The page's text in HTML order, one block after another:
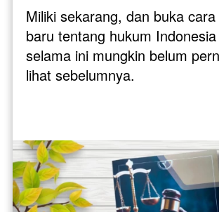
Miliki sekarang, dan buka
baru tentang hukum
selama ini mungkin belum
lihat sebelumnya.